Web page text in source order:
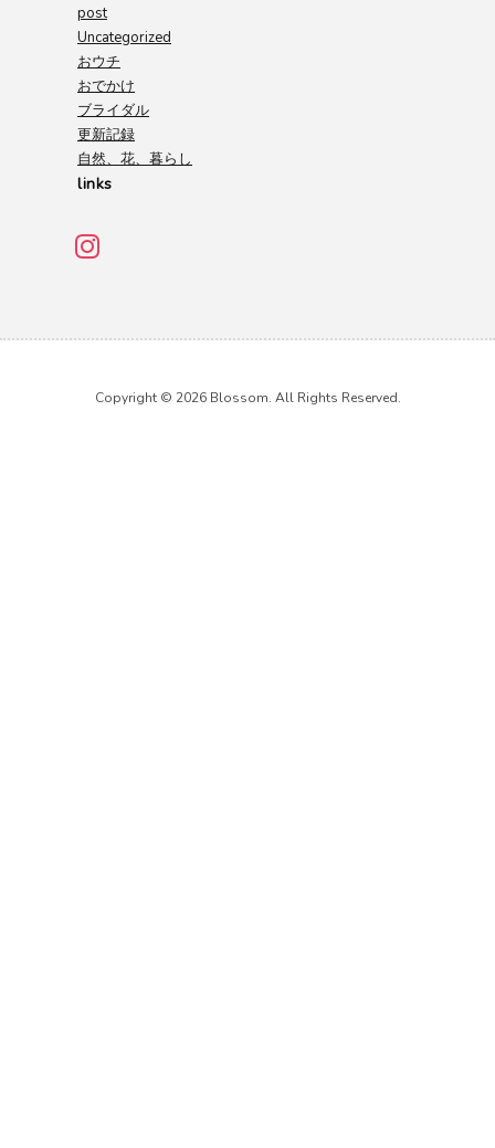
post
Uncategorized
おウチ
おでかけ
ブライダル
更新記録
自然、花、暮らし
links
Copyright © 2026 Blossom. All Rights Reserved.